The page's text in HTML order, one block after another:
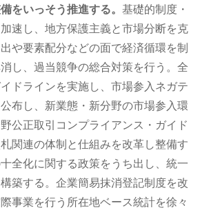
をいっそう推進する。 基礎的制度・
速し、地方保護主義と市場分断を克
や要素配分などの面で経済循環を制
し、過当競争の総合対策を行う。全
ドラインを実施し、市場参入ネガテ
布し、新業態・新分野の市場参入環
公正取引コンプライアンス・ガイド
関連の体制と仕組みを改革し整備す
全化に関する政策をうち出し、統一
築する。企業簡易抹消登記制度を改
事業を行う所在地ベース統計を徐々